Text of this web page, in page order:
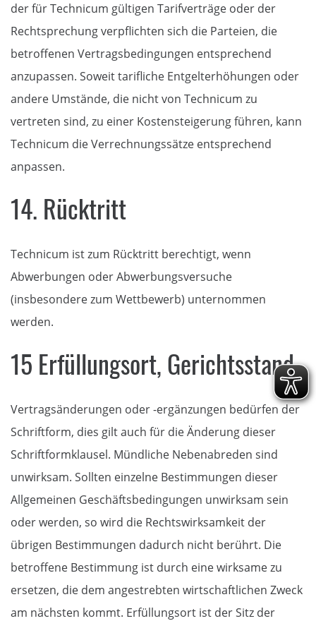
der für Technicum gültigen Tarifverträge oder der
Rechtsprechung verpflichten sich die Parteien, die
betroffenen Vertragsbedingungen entsprechend
anzupassen. Soweit tarifliche Entgelterhöhungen oder
andere Umstände, die nicht von Technicum zu
vertreten sind, zu einer Kostensteigerung führen, kann
Technicum die Verrechnungssätze entsprechend
anpassen.
14. Rücktritt
Technicum ist zum Rücktritt berechtigt, wenn
Abwerbungen oder Abwerbungsversuche
(insbesondere zum Wettbewerb) unternommen
werden.
15 Erfüllungsort, Gerichtsstand
Vertragsänderungen oder -ergänzungen bedürfen der
Schriftform, dies gilt auch für die Änderung dieser
Schriftformklausel. Mündliche Nebenabreden sind
unwirksam. Sollten einzelne Bestimmungen dieser
Allgemeinen Geschäftsbedingungen unwirksam sein
oder werden, so wird die Rechtswirksamkeit der
übrigen Bestimmungen dadurch nicht berührt. Die
betroffene Bestimmung ist durch eine wirksame zu
ersetzen, die dem angestrebten wirtschaftlichen Zweck
am nächsten kommt. Erfüllungsort ist der Sitz der